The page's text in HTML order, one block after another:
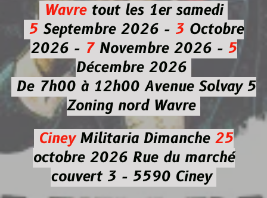
Wavretout les 1er samedi
5Septembre 2026 - 3Octobre
2026 -7Novembre 2026 - 5
Décembre 2026
De 7h00 à 12h00 Avenue Solvay 5
Zoning nord Wavre
CineyMilitaria Dimanche 25
octobre 2026Rue du marché
couvert 3 - 5590 Ciney